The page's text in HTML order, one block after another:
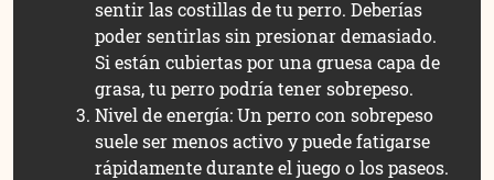
sentir las costillas de tu perro. Deberías
poder sentirlas sin presionar demasiado.
Si están cubiertas por una gruesa capa de
grasa, tu perro podría tener sobrepeso.
Nivel de energía: Un perro con sobrepeso
suele ser menos activo y puede fatigarse
rápidamente durante el juego o los paseos.